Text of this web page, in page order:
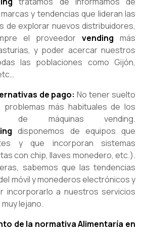
y tendencias que lideran las
de explorar nuevos distribuidores,
el proveedor vending más
y poder acercar nuestros
las poblaciones como Gijón,
de pago: No tener suelto
más habituales de los
de máquinas vending.
disponemos de equipos que
y que incorporan sistemas
con chip, llaves monedero, etc.).
sabemos que las tendencias
móvil y monederos electrónicos y
incorporarlo a nuestros servicios
lejano.
de la normativa Alimentaría en